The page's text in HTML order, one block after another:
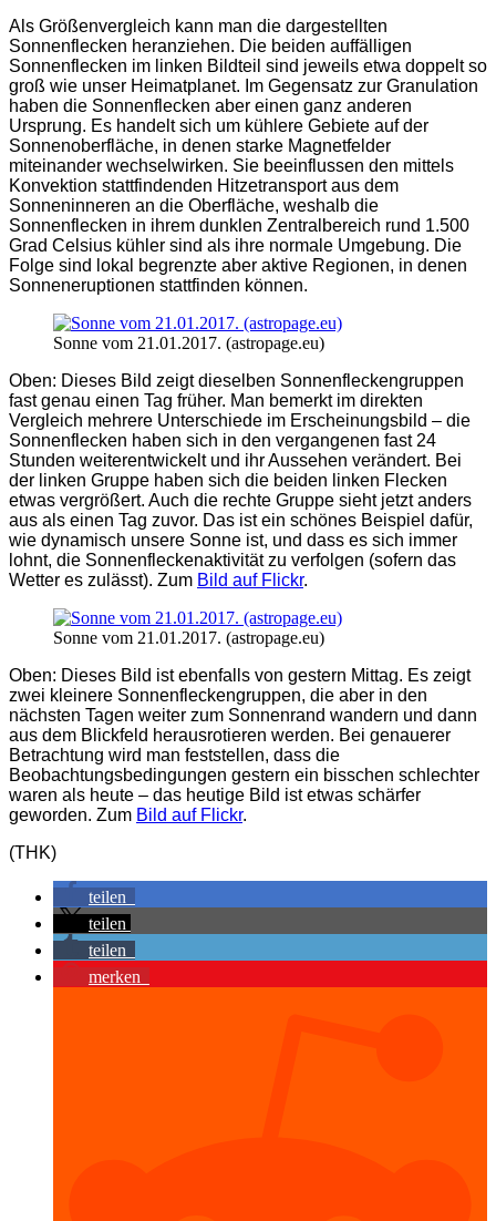
Als Größenvergleich kann man die dargestellten
Sonnenflecken heranziehen. Die beiden auffälligen
Sonnenflecken im linken Bildteil sind jeweils etwa doppelt so
groß wie unser Heimatplanet. Im Gegensatz zur Granulation
haben die Sonnenflecken aber einen ganz anderen
Ursprung. Es handelt sich um kühlere Gebiete auf der
Sonnenoberfläche, in denen starke Magnetfelder
miteinander wechselwirken. Sie beeinflussen den mittels
Konvektion stattfindenden Hitzetransport aus dem
Sonneninneren an die Oberfläche, weshalb die
Sonnenflecken in ihrem dunklen Zentralbereich rund 1.500
Grad Celsius kühler sind als ihre normale Umgebung. Die
Folge sind lokal begrenzte aber aktive Regionen, in denen
Sonneneruptionen stattfinden können.
Sonne vom 21.01.2017. (astropage.eu)
Oben: Dieses Bild zeigt dieselben Sonnenfleckengruppen
fast genau einen Tag früher. Man bemerkt im direkten
Vergleich mehrere Unterschiede im Erscheinungsbild – die
Sonnenflecken haben sich in den vergangenen fast 24
Stunden weiterentwickelt und ihr Aussehen verändert. Bei
der linken Gruppe haben sich die beiden linken Flecken
etwas vergrößert. Auch die rechte Gruppe sieht jetzt anders
aus als einen Tag zuvor. Das ist ein schönes Beispiel dafür,
wie dynamisch unsere Sonne ist, und dass es sich immer
lohnt, die Sonnenfleckenaktivität zu verfolgen (sofern das
Wetter es zulässt). Zum Bild auf Flickr.
Sonne vom 21.01.2017. (astropage.eu)
Oben: Dieses Bild ist ebenfalls von gestern Mittag. Es zeigt
zwei kleinere Sonnenfleckengruppen, die aber in den
nächsten Tagen weiter zum Sonnenrand wandern und dann
aus dem Blickfeld herausrotieren werden. Bei genauerer
Betrachtung wird man feststellen, dass die
Beobachtungsbedingungen gestern ein bisschen schlechter
waren als heute – das heutige Bild ist etwas schärfer
geworden. Zum Bild auf Flickr.
(THK)
teilen
teilen
teilen
merken